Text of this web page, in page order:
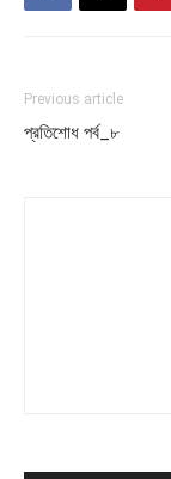
Previous article
প্রতিশোধ পর্ব_৮